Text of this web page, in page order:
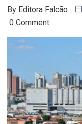
By Editora Falcão
0 Comment